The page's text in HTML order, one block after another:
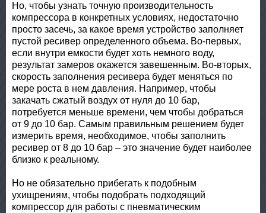
Но, чтобы узнать точную производительность
компрессора в конкретных условиях, недостаточно
просто засечь, за какое время устройство заполняет
пустой ресивер определенного объема. Во-первых,
если внутри емкости будет хоть немного воду,
результат замеров окажется завешенным. Во-вторых,
скорость заполнения ресивера будет меняться по
мере роста в нем давления. Например, чтобы
закачать сжатый воздух от нуля до 10 бар,
потребуется меньше времени, чем чтобы добраться
от 9 до 10 бар. Самым правильным решением будет
измерить время, необходимое, чтобы заполнить
ресивер от 8 до 10 бар – это значение будет наиболее
близко к реальному.
Но не обязательно прибегать к подобным
ухищрениям, чтобы подобрать подходящий
компрессор для работы с пневматическим